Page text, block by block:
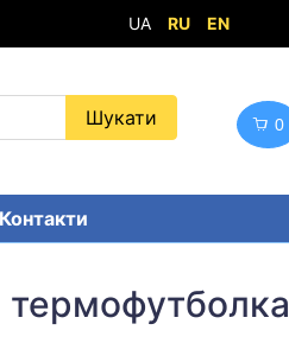
UA RU EN
0
Контакти
термофутболка